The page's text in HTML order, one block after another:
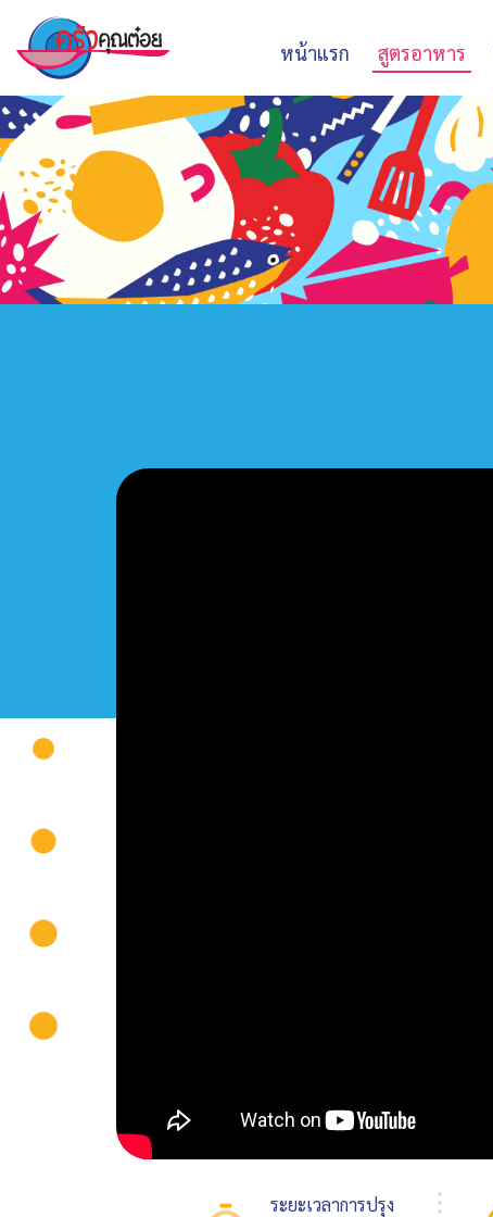
หน้าแรก สูตรอาหาร
ระยะเวลาการปรุง